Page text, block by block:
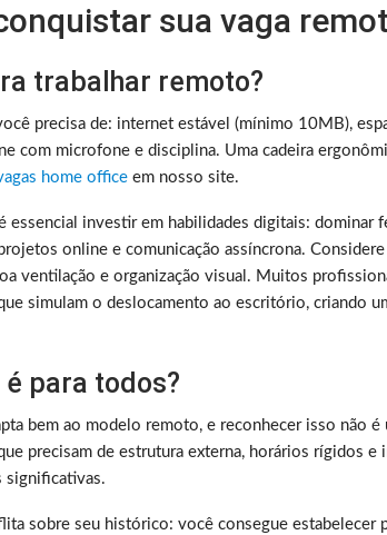
sua vaga
trabalhar remoto?
precisa de: internet estável (mínimo 10MB),
com microfone e disciplina. Uma cadeira
home office em nosso site.
essencial investir em habilidades digitais: dominar
online e comunicação assíncrona.
ventilação e organização visual. Muitos
simulam o deslocamento ao escritório, criando
para todos?
bem ao modelo remoto, e reconhecer isso não é
precisam de estrutura externa, horários rígidos e
significativas.
sobre seu histórico: você consegue estabelecer